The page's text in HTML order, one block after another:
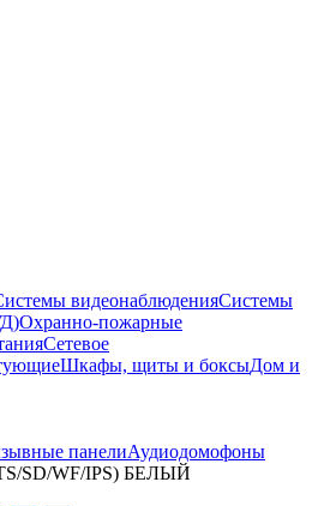
видеонаблюденияСистемы
Охранно-пожарные
Сетевое
Шкафы, щиты и боксыДом и
панелиАудиодомофоны
SD/WF/IPS) БЕЛЫЙ